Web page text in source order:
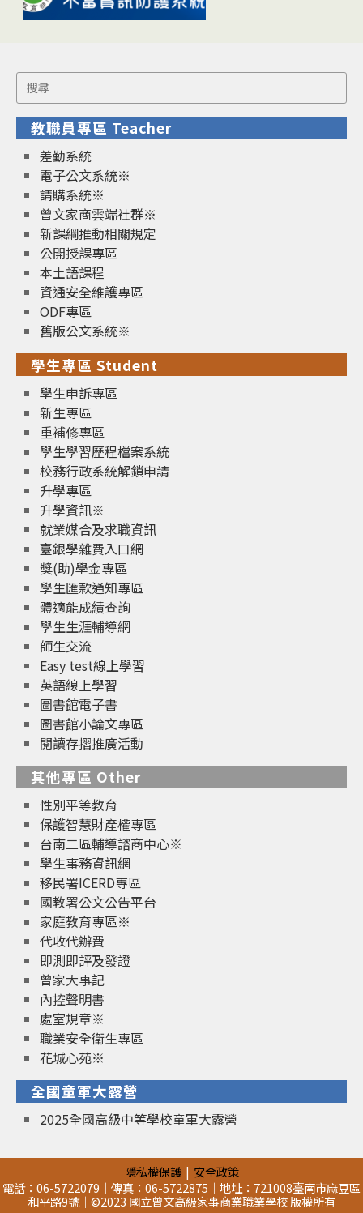
Search
for:
教職員專區 Teacher
差勤系統
電子公文系統※
請購系統※
曾文家商雲端社群※
新課綱推動相關規定
公開授課專區
本土語課程
資通安全維護專區
ODF專區
舊版公文系統※
學生專區 Student
學生申訴專區
新生專區
重補修專區
學生學習歷程檔案系統
校務行政系統解鎖申請
升學專區
升學資訊※
就業媒合及求職資訊
臺銀學雜費入口網
獎(助)學金專區
學生匯款通知專區
體適能成績查詢
學生生涯輔導網
師生交流
Easy test線上學習
英語線上學習
圖書館電子書
圖書館小論文專區
閱讀存摺推廣活動
其他專區 Other
性別平等教育
保護智慧財產權專區
台南二區輔導諮商中心※
學生事務資訊網
移民署ICERD專區
國教署公文公告平台
家庭教育專區※
代收代辦費
即測即評及發證
曾家大事記
內控聲明書
處室規章※
職業安全衛生專區
花城心苑※
全國童軍大露營
2025全國高級中等學校童軍大露營
隱私權保護
安全政策
電話：06-5722079｜傳真：06-5722875｜地址：721008臺南市麻豆區
和平路9號｜©2023 國立曾文高級家事商業職業學校 版權所有